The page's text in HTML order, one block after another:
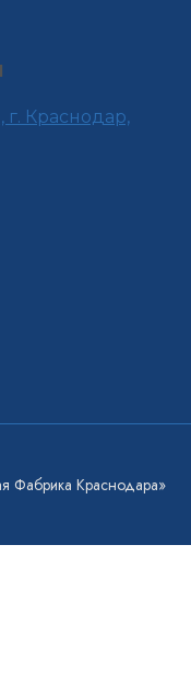
г. Краснодар,
Краснодара»